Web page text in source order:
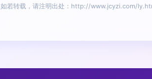
如若转载，请注明出处：http://www.jcyzi.com/